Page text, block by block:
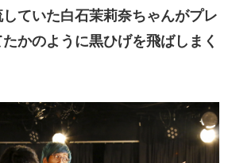
ていた白石茉莉奈ちゃんがプレ
かのように黒ひげを飛ばしまく